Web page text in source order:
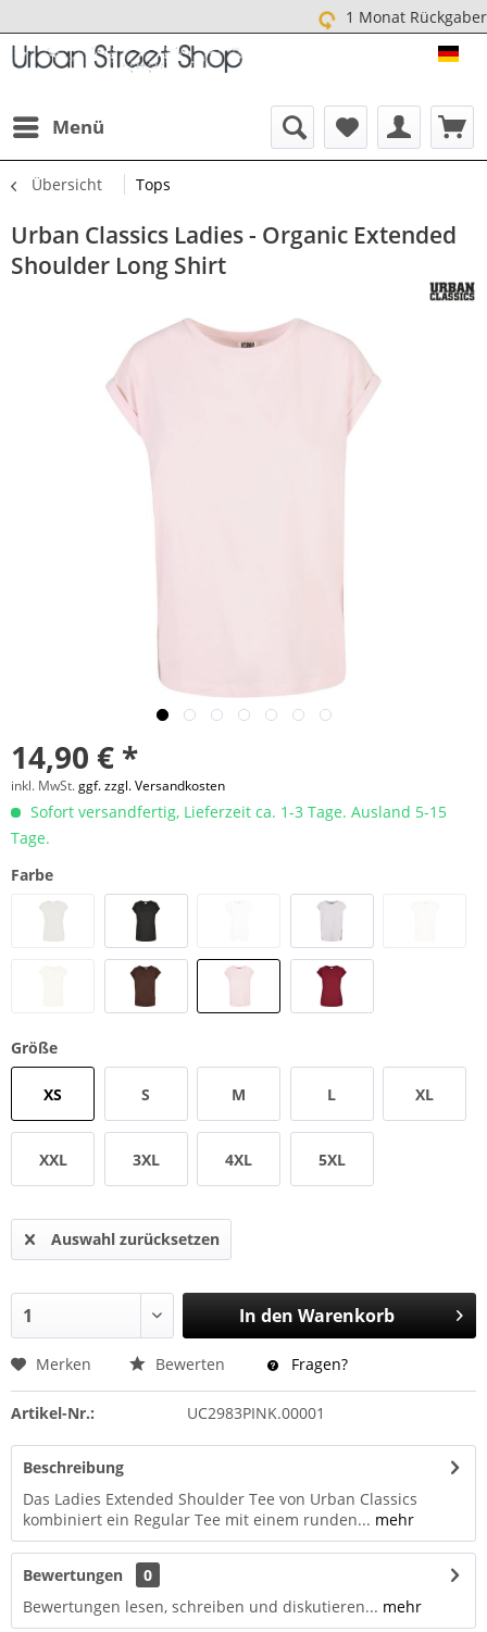
1 Monat Rückgaberecht
Menü
Übersicht Tops
Urban Classics Ladies - Organic Extended
Shoulder Long Shirt
14,90 € *
inkl. MwSt.ggf. zzgl. Versandkosten
Sofort versandfertig, Lieferzeit ca. 1-3 Tage. Ausland 5-15
Tage.
Farbe
Größe
XS S M L XL
XXL 3XL 4XL 5XL
Auswahl zurücksetzen
In den Warenkorb
Merken Bewerten Fragen?
Artikel-Nr.: UC2983PINK.00001
Beschreibung
Das Ladies Extended Shoulder Tee von Urban Classics
kombiniert ein Regular Tee mit einem runden... mehr
Bewertungen
0
Bewertungen lesen, schreiben und diskutieren... mehr